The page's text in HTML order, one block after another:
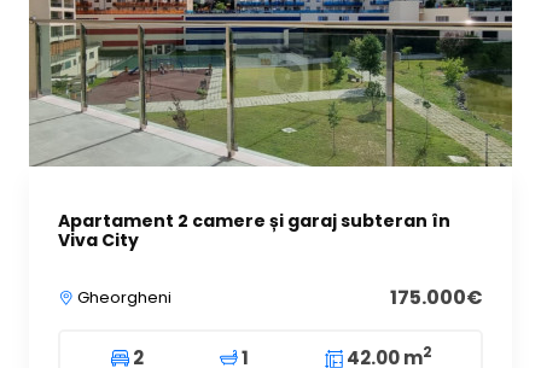
Apartament 2 camere și garaj subteran în
Viva City
Gheorgheni 175.000€
2 1 42.00 m2